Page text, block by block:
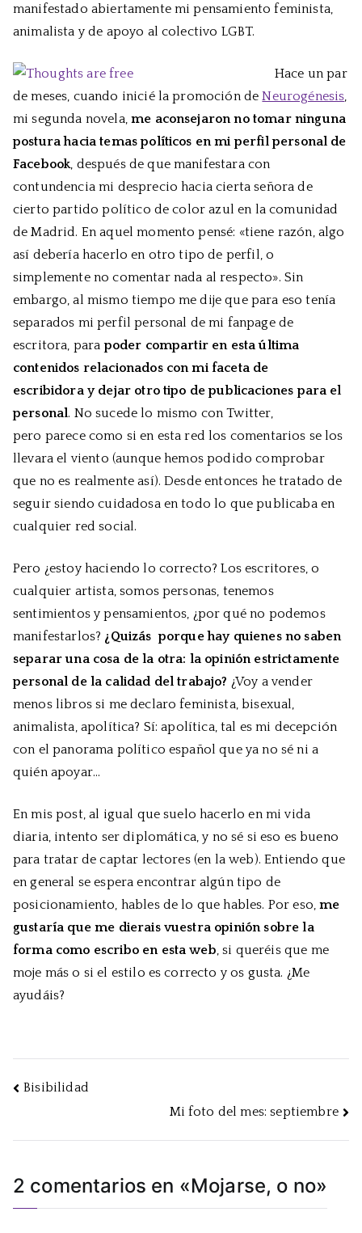
manifestado abiertamente mi pensamiento feminista,
animalista y de apoyo al colectivo LGBT.
Hace un par
de meses, cuando inicié la promoción deNeurogénesis,
mi segunda novela,me aconsejaron no tomar ninguna
postura hacia temas políticos en mi perfil personal de
Facebook, después de que manifestara con
contundencia mi desprecio hacia cierta señora de
cierto partido político de color azul en la comunidad
de Madrid. En aquel momento pensé: «tiene razón, algo
así debería hacerlo en otro tipo de perfil, o
simplemente no comentar nada al respecto». Sin
embargo, al mismo tiempo me dije que para eso tenía
separados mi perfil personal de mi fanpage de
escritora, parapoder compartir en esta última
contenidos relacionados con mi faceta de
escribidora y dejar otro tipo de publicaciones para el
personal. No sucede lo mismo con Twitter,
pero parece como si en esta red los comentarios se los
llevara el viento (aunque hemos podido comprobar
que no es realmente así). Desde entonces he tratado de
seguir siendo cuidadosa en todo lo que publicaba en
cualquier red social.
Pero ¿estoy haciendo lo correcto? Los escritores, o
cualquier artista, somos personas, tenemos
sentimientos y pensamientos, ¿por qué no podemos
manifestarlos? ¿Quizás porque hay quienes no saben
separar una cosa de la otra: la opinión estrictamente
personal de la calidad del trabajo? ¿Voy a vender
menos libros si me declaro feminista, bisexual,
animalista, apolítica? Sí: apolítica, tal es mi decepción
con el panorama político español que ya no sé ni a
quién apoyar…
En mis post, al igual que suelo hacerlo en mi vida
diaria, intento ser diplomática, y no sé si eso es bueno
para tratar de captar lectores (en la web). Entiendo que
en general se espera encontrar algún tipo de
posicionamiento, hables de lo que hables. Por eso,me
gustaría que me dierais vuestra opinión sobre la
forma como escribo en esta web, si queréis que me
moje más o si el estilo es correcto y os gusta. ¿Me
ayudáis?
Navegación
Bisibilidad
Mi foto del mes: septiembre
2 comentarios en «Mojarse, o no»